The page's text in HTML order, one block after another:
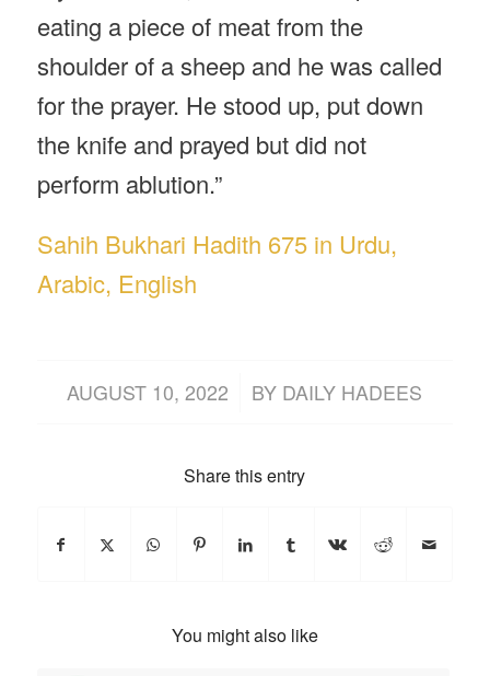
eating a piece of meat from the
shoulder of a sheep and he was called
for the prayer. He stood up, put down
the knife and prayed but did not
perform ablution.”
Sahih Bukhari Hadith 675 in Urdu,
Arabic, English
AUGUST 10, 2022
/ BY DAILY HADEES
Share this entry
You might also like